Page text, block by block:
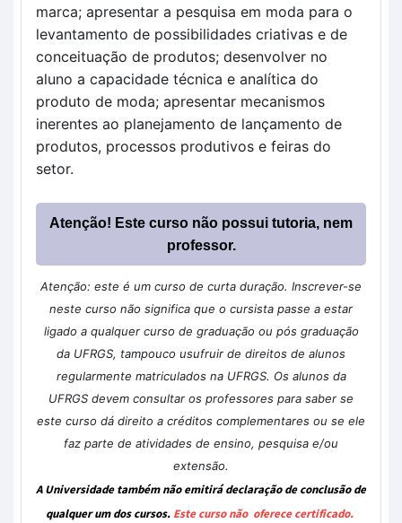
marca; apresentar a pesquisa em moda para o
levantamento de possibilidades criativas e de
conceituação de produtos; desenvolver no
aluno a capacidade técnica e analítica do
produto de moda; apresentar mecanismos
inerentes ao planejamento de lançamento de
produtos, processos produtivos e feiras do
setor.
Atenção! Este curso não possui tutoria, nem
professor.
Atenção: este é um curso de curta duração. Inscrever-se
neste curso não significa que o cursista passe a estar
ligado a qualquer curso de graduação ou pós graduação
da UFRGS, tampouco usufruir de direitos de alunos
regularmente matriculados na UFRGS. Os alunos da
UFRGS devem consultar os professores para saber se
este curso dá direito a créditos complementares ou se ele
faz parte de atividades de ensino, pesquisa e/ou
extensão.
A Universidade também não emitirá declaração de conclusão de
qualquer um dos cursos. Este curso não oferece certificado.